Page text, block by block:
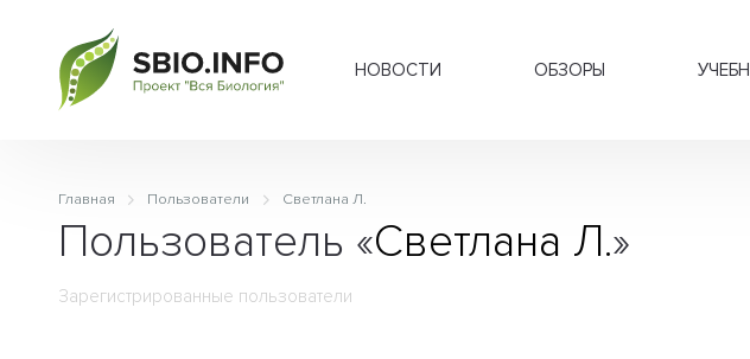
НОВОСТИ ОБЗОРЫ
Главная Пользователи Светлана Л.
Пользователь «Светлана Л.»
Зарегистрированные пользователи